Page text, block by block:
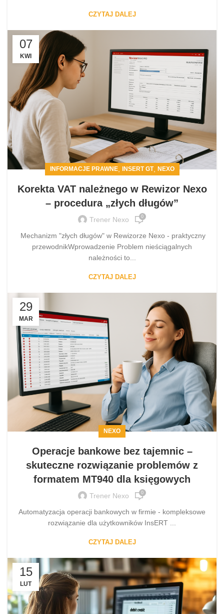
CZYTAJ DALEJ
07
KWI
INFORMACJE PRAWNE, INSERT GT, NEXO
Korekta VAT należnego w Rewizor Nexo
– procedura „złych długów”
Trener Nexo 0
Mechanizm "złych długów" w Rewizorze Nexo - praktyczny
przewodnikWprowadzenie Problem nieściągalnych
należności to...
CZYTAJ DALEJ
29
MAR
NEXO
Operacje bankowe bez tajemnic –
skuteczne rozwiązanie problemów z
formatem MT940 dla księgowych
Trener Nexo 0
Automatyzacja operacji bankowych w firmie - kompleksowe
rozwiązanie dla użytkowników InsERT ...
CZYTAJ DALEJ
15
LUT